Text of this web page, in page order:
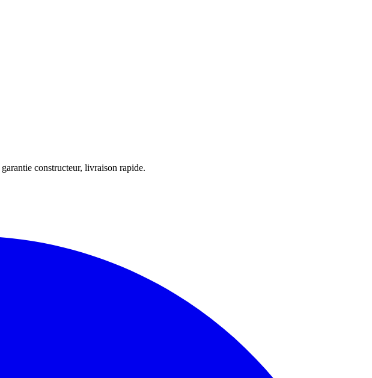
constructeur, livraison rapide.